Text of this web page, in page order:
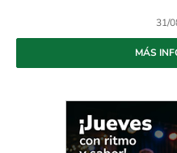
31/
MÁS